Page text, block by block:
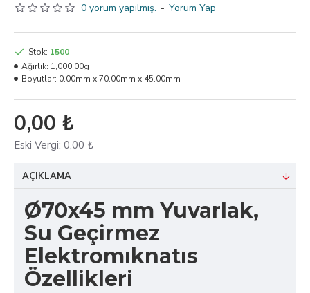
0 yorum yapılmış. - Yorum Yap
0,00 ₺
Eski Vergi: 0,00 ₺
Stok: 1500
Ağırlık: 1,000.00g
Boyutlar: 0.00mm x 70.00mm x 45.00mm
AÇIKLAMA
Ø70x45 mm Yuvarlak,
Su Geçirmez
Elektromıknatıs
Özellikleri